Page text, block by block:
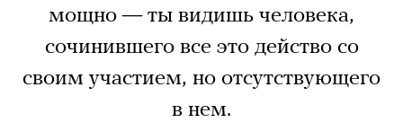
мощно — ты видишь человека,
сочинившего все это действо со
своим участием, но отсутствующего
в нем.